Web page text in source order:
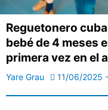
Reguetonero
bebé de 4 meses
primera vez en el
Yare Grau 11/06/2025